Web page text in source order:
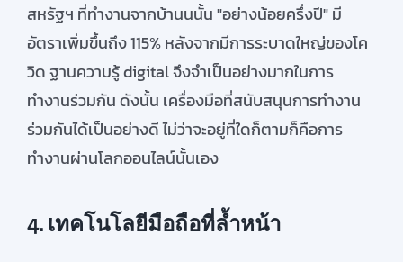
สหรัฐฯ ที่ทำงานจากบ้านนนั้น "อย่างน้อยครึ่งปี" มี
อัตราเพิ่มขึ้นถึง115%หลังจากมีการระบาดใหญ่ของโค
วิด ฐานความรู้digitalจึงจำเป็นอย่างมากในการ
ทำงานร่วมกันดังนั้น เครื่องมือที่สนับสนุนการทำงาน
ร่วมกันได้เป็นอย่างดี ไม่ว่าจะอยู่ที่ใดก็ตามก็คือการ
ทำงานผ่านโลกออนไลน์นั้นเอง
4. เทคโนโลยีมือถือที่ล้ำหน้า